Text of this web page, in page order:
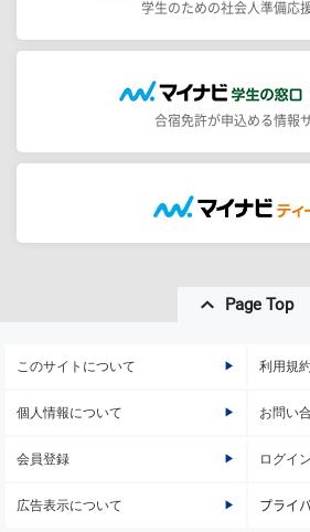
学生のための社会人準備応
合宿免許が申込める情報
Page Top
このサイトについて 利用規
個人情報について お問い
会員登録 ログイン
広告表示について プライ